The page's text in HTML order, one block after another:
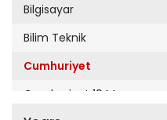
Bilgisayar
Bilim Teknik
Cumhuriyet
Cumhuriyet 19 Mayıs